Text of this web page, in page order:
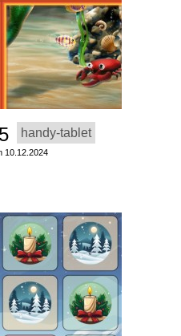
handy-tablet
10.12.2024